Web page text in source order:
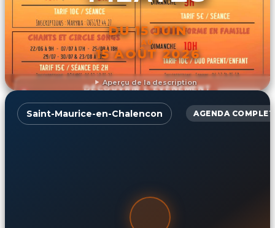
Aperçu de la description
DU 15 JUIN
AU
15 AOÛT 2026
DÉCOUVRIR L'ÉVÉNEMENT
Saint-Maurice-en-Chalencon AGENDA COMPLET